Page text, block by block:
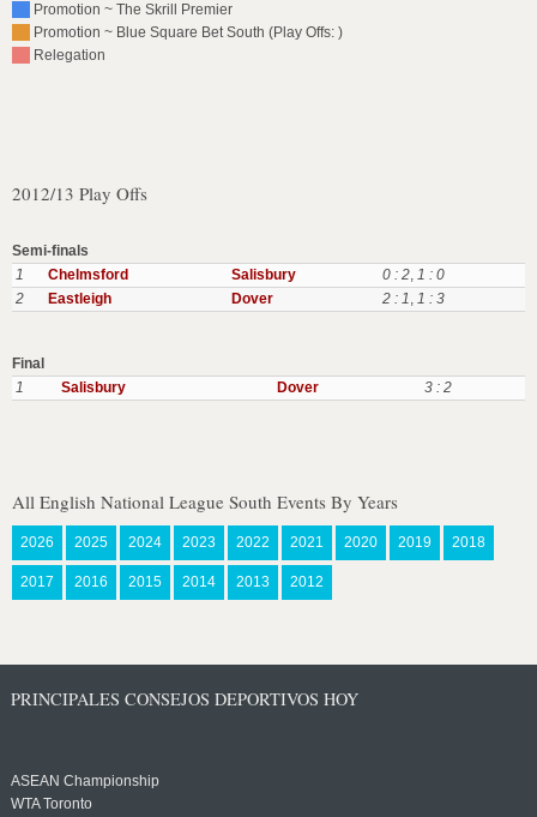
Promotion ~ The Skrill Premier
Promotion ~ Blue Square Bet South (Play Offs: )
Relegation
2012/13 Play Offs
Semi-finals
1
Chelmsford Salisbury 0 : 2, 1 : 0
2
Eastleigh Dover 2 : 1, 1 : 3
Final
1
Salisbury Dover 3 : 2
All English National League South Events By Years
2026 2025 2024 2023 2022 2021 2020 2019 2018
2017 2016 2015 2014 2013 2012
PRINCIPALES CONSEJOS DEPORTIVOS HOY
ASEAN Championship
WTA Toronto